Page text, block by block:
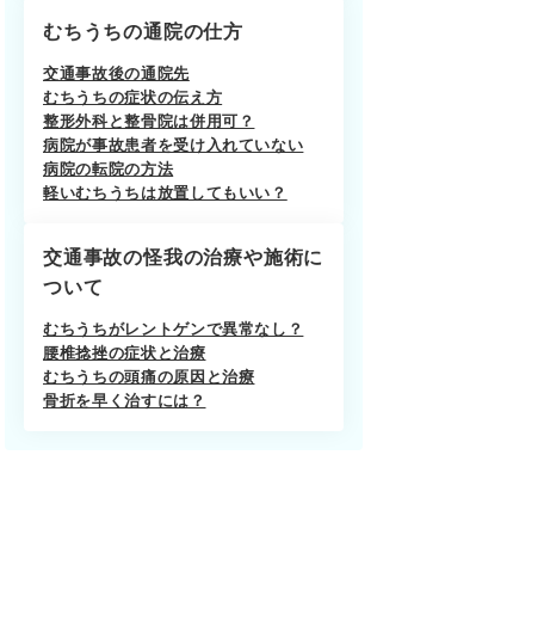
むちうちの通院の仕方
交通事故後の通院先
むちうちの症状の伝え方
整形外科と整骨院は併用可？
病院が事故患者を受け入れていない
病院の転院の方法
軽いむちうちは放置してもいい？
交通事故の怪我の治療や施術に
ついて
むちうちがレントゲンで異常なし？
腰椎捻挫の症状と治療
むちうちの頭痛の原因と治療
骨折を早く治すには？